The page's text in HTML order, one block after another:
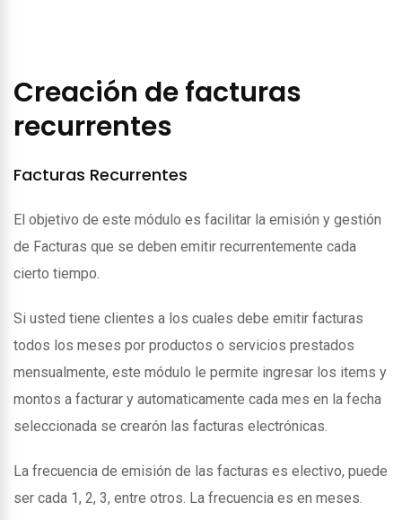
Creación de facturas
recurrentes
Facturas Recurrentes
El objetivo de este módulo es facilitar la emisión y gestión
de Facturas que se deben emitir recurrentemente cada
cierto tiempo.
Si usted tiene clientes a los cuales debe emitir facturas
todos los meses por productos o servicios prestados
mensualmente, este módulo le permite ingresar los items y
montos a facturar y automaticamente cada mes en la fecha
seleccionada se crearón las facturas electrónicas.
La frecuencia de emisión de las facturas es electivo, puede
ser cada 1, 2, 3, entre otros. La frecuencia es en meses.